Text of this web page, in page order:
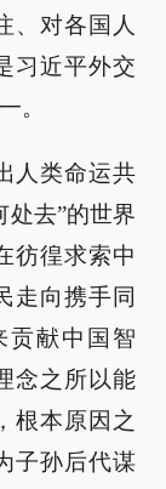
、对各国人
习近平外交
。
人类命运共
处去”的世界
彷徨求索中
走向携手同
贡献中国智
念之所以能
根本原因之
子孙后代谋